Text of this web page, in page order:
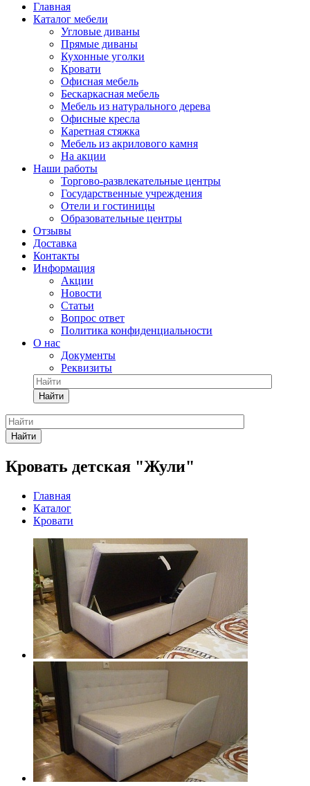
Главная
Каталог мебели
Угловые диваны
Прямые диваны
Кухонные уголки
Кровати
Офисная мебель
Бескаркасная мебель
Мебель из натурального дерева
Офисные кресла
Каретная стяжка
Мебель из акрилового камня
На акции
Наши работы
Торгово-развлекательные центры
Государственные учреждения
Отели и гостиницы
Образовательные центры
Отзывы
Доставка
Контакты
Информация
Акции
Новости
Статьи
Вопрос ответ
Политика конфиденциальности
О нас
Документы
Реквизиты
Найти
Найти
Кровать детская "Жули"
Главная
Каталог
Кровати